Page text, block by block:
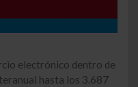
electrónico dentro de
hasta los 3.687